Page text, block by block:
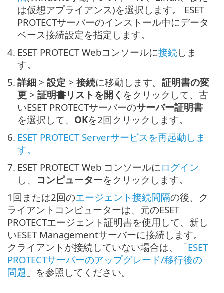
は仮想アプライアンス)を選択します。 ESET
PROTECTサーバーのインストール中にデータ
ベース接続設定を指定します。
4. ESET PROTECT Webコンソールに接続 しま
す。
5. 詳細 > 設定 > 接続に移動します。 証明書の変
更 > 証明書リストを開く をクリックして、古
いESET PROTECTサーバーのサーバー証明書
を選択して、 OKを2回クリックします。
6. ESET PROTECT Serverサービスを再起動しま
す。
7. ESET PROTECT Web コンソールに ログイン
し、 コンピューターをクリックします。
1回または2回のエージェント接続間隔の後、ク
ライアントコンピューターは、元のESET
PROTECTエージェント証明書を使用して、新し
いESET Managementサーバーに接続します。
クライアントが接続していない場合は、「ESET
PROTECTサーバーのアップグレード/移行後の
問題 」を参照してください。